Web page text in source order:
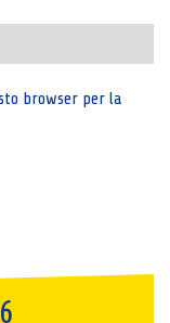
browser per la